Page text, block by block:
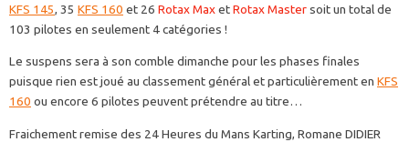
KFS 145, 35 KFS 160 et 26 Rotax MaxetRotax Mastersoit un total de
103 pilotes en seulement 4 catégories !
Le suspens sera à son comble dimanche pour les phases finales
puisque rien est joué au classement général et particulièrement en KFS
160 ou encore 6 pilotes peuvent prétendre au titre…
Fraichement remise des 24 Heures du Mans Karting, Romane DIDIER